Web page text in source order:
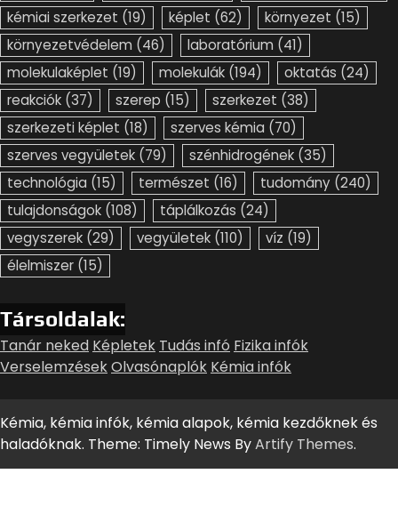
kémiai szerkezet (19) képlet (62) környezet (15)
környezetvédelem (46) laboratórium (41)
molekulaképlet (19) molekulák (194) oktatás (24)
reakciók (37) szerep (15) szerkezet (38)
szerkezeti képlet (18) szerves kémia (70)
szerves vegyületek (79) szénhidrogének (35)
technológia (15) természet (16) tudomány (240)
tulajdonságok (108) táplálkozás (24)
vegyszerek (29) vegyületek (110) víz (19)
élelmiszer (15)
Társoldalak:
Tanár neked Képletek Tudás infó Fizika infók
VerselemzésekOlvasónaplók Kémia infók
Kémia, kémia infók, kémia alapok, kémia kezdőknek és
haladóknak. Theme: Timely News ByArtify Themes.